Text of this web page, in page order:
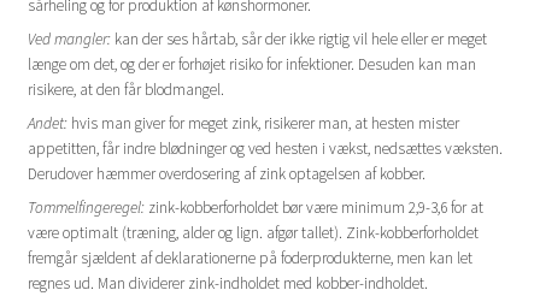
sårheling og for produktion af kønshormoner.
Ved mangler:kan der ses hårtab, sår der ikke rigtig vil hele eller er meget
længe om det, og der er forhøjet risiko for infektioner. Desuden kan man
risikere, at den får blodmangel.
Andet:hvis man giver for meget zink, risikerer man, at hesten mister
appetitten, får indre blødninger og ved hesten i vækst, nedsættes væksten.
Derudover hæmmer overdosering af zink optagelsen af kobber.
Tommelfingeregel:zink-kobberforholdet bør være minimum 2,9-3,6 for at
være optimalt (træning, alder og lign. afgør tallet). Zink-kobberforholdet
fremgår sjældent af deklarationerne på foderprodukterne, men kan let
regnes ud. Man dividerer zink-indholdet med kobber-indholdet.